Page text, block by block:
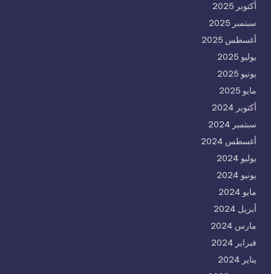
أكتوبر 2025
سبتمبر 2025
أغسطس 2025
يوليو 2025
يونيو 2025
مايو 2025
أكتوبر 2024
سبتمبر 2024
أغسطس 2024
يوليو 2024
يونيو 2024
مايو 2024
أبريل 2024
مارس 2024
فبراير 2024
يناير 2024